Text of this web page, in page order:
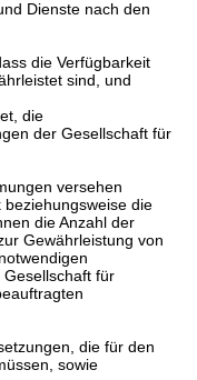
Dienste nach den
die Verfügbarkeit
sind, und
die
der Gesellschaft für
versehen
die
die Anzahl der
Gewährleistung von
für
die für den
sowie